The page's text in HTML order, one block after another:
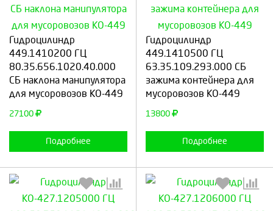
Гидроцилиндр
449.1410200 ГЦ
80.35.656.1020.40.000
СБ наклона манипулятора
для мусоровозов КО-449
27100
Подробнее
Выберите количество:
Продолжить Отмена
Гидроцилиндр
449.1410500 ГЦ
63.35.109.293.000 СБ
зажима контейнера для
мусоровозов КО-449
13800
Подробнее
Выберите количество:
Продолжить Отмена